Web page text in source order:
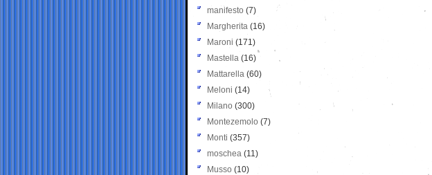
manifesto (7)
Margherita (16)
Maroni (171)
Mastella (16)
Mattarella (60)
Meloni (14)
Milano (300)
Montezemolo (7)
Monti (357)
moschea (11)
Musso (10)